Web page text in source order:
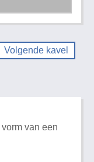
Volgende kavel
van een